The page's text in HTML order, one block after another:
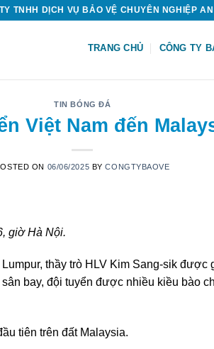
TNHH DỊCH VỤ BẢO VỆ CHUYÊN NGHIỆP
TRANG CHỦ CÔNG TY
TIN BÓNG ĐÁ
Việt Nam đến
ON 06/06/2025 BYCONGTYBAOVE
giờ Hà Nội.
thầy trò HLV Kim Sang-sik được
bay, đội tuyển được nhiều kiều bào
tiên trên đất Malaysia.